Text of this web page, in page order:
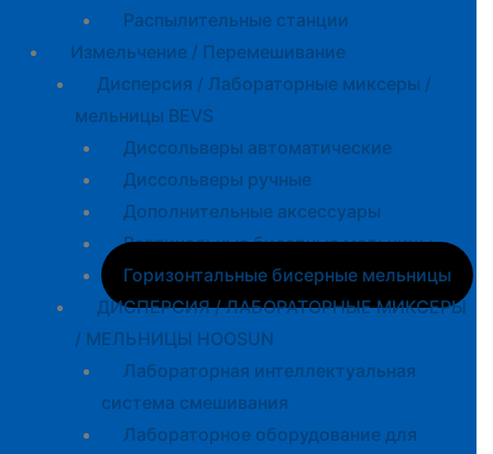
Распылительные станции
Измельчение / Перемешивание
Дисперсия / Лабораторные миксеры /
мельницы BEVS
Диссольверы автоматические
Диссольверы ручные
Дополнительные аксессуары
Вертикальные бисерные мельницы
Горизонтальные бисерные мельницы
ДИСПЕРСИЯ / ЛАБОРАТОРНЫЕ МИКСЕРЫ
/ МЕЛЬНИЦЫ HOOSUN
Лабораторная интеллектуальная
система смешивания
Лабораторное оборудование для